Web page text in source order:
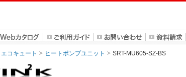
コキュート ヒートポンプユニット SRT-MU605-SZ-BS